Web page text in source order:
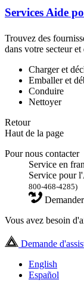
Services Aide
Trouvez des
dans votre secteur
Charger et
Emballer et
Conduire
Nettoyer
Retour
Haut de la page
Pour nous contacter
Service en
Service pour
800-468-4285)
Vous avez besoin
Demande
English
Español